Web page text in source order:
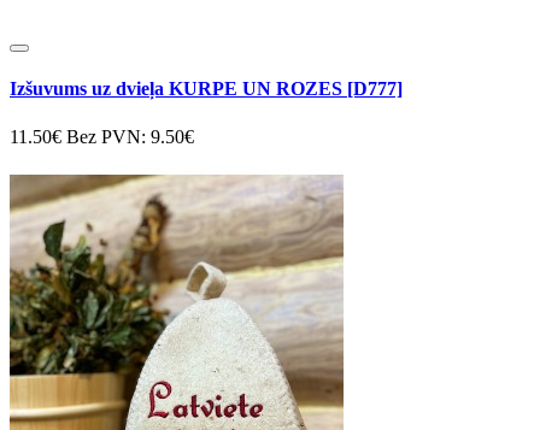
Izšuvums uz dvieļa KURPE UN ROZES [D777]
11.50€ Bez PVN: 9.50€